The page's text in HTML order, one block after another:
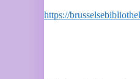
https://